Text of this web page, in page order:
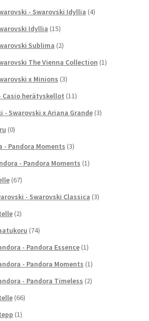
- Swarovski Idyllia (4)
Idyllia (15)
Sublima (2)
The Vienna Collection (1)
x Minions (3)
Casio herätyskellot (11)
- Swarovski x Ariana Grande (3)
(0)
- Pandora Moments (3)
- Pandora Moments (1)
(67)
- Swarovski Classica (3)
(2)
(74)
- Pandora Essence (1)
- Pandora Moments (1)
- Pandora Timeless (2)
(66)
(1)